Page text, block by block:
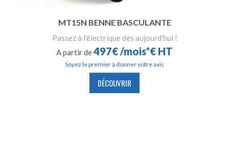
MT15N BENNE BASCULANTE
Passez à l'électrique dès aujourd'hui !
A partir de497€ /mois*€ HT
Soyez le premier à donner votre avis
DÉCOUVRIR